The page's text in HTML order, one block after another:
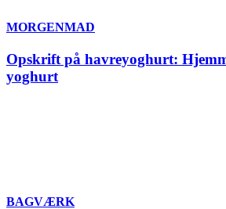
MORGENMAD
Opskrift på havreyoghurt:
yoghurt
BAGVÆRK